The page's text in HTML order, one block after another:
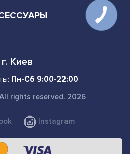
г. Киев
Пн-Сб 9:00-22:00
rights reserved. 2026
Instagram